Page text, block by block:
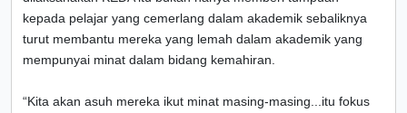
kepada pelajar yang cemerlang dalam akademik sebaliknya
turut membantu mereka yang lemah dalam akademik yang
mempunyai minat dalam bidang kemahiran.
“Kita akan asuh mereka ikut minat masing-masing...itu fokus